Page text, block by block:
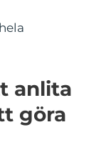
anlita
göra